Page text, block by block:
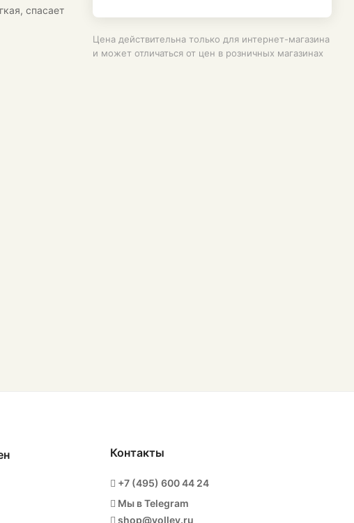
спасает
Цена действительна только для интернет-магазина
и может отличаться от цен в розничных магазинах
Контакты
+7 (495) 600 44 24
Мы в Telegram
shop@volley.ru